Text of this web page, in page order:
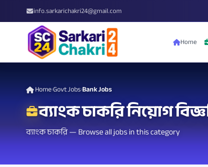
info.sarkarichakri24@gmail.com
Home
Home›Govt Jobs›Bank Jobs
ব্যাংক চাকরি নিয়োগ
ব্যাংক চাকরি — Browse all jobs in this category